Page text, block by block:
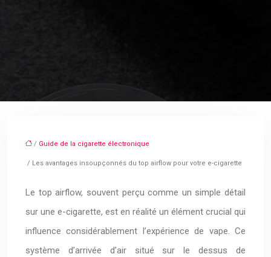
/ Guide de la cigarette électronique
/ Les avantages insoupçonnés du top airflow pour votre e-cigarette
Le top airflow, souvent perçu comme un simple détail
sur une e-cigarette, est en réalité un élément crucial qui
influence considérablement l’expérience de vape. Ce
système d’arrivée d’air situé sur le dessus de